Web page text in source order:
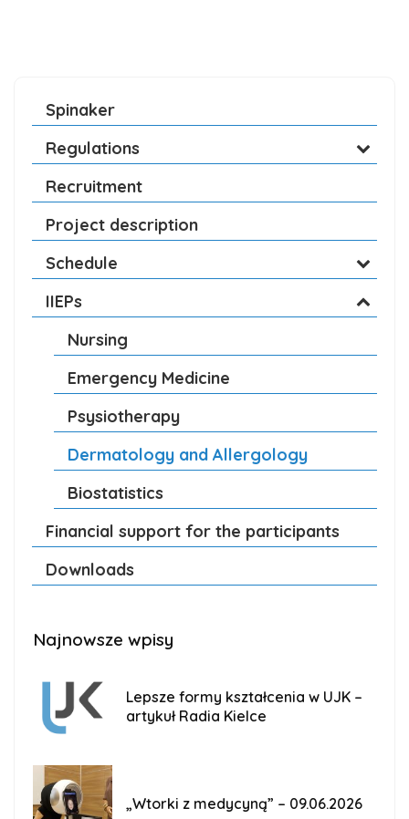
Spinaker
Regulations
Recruitment
Project description
Schedule
IIEPs
Nursing
Emergency Medicine
Psysiotherapy
Dermatology and Allergology
Biostatistics
Financial support for the participants
Downloads
Najnowsze wpisy
Lepsze formy kształcenia w UJK –
artykuł Radia Kielce
„Wtorki z medycyną” – 09.06.2026